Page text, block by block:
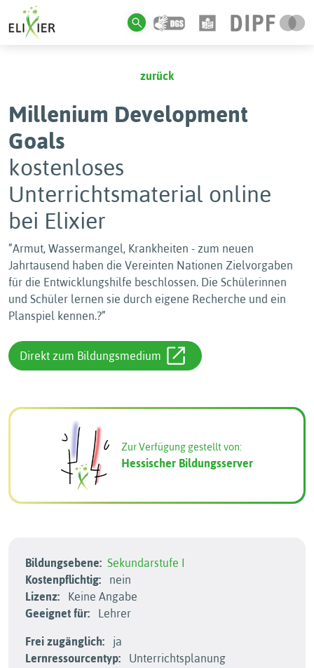
zurück
Millenium Development
Goals
kostenloses
Unterrichtsmaterial online
bei Elixier
”Armut, Wassermangel, Krankheiten - zum neuen
Jahrtausend haben die Vereinten Nationen Zielvorgaben
für die Entwicklungshilfe beschlossen. Die Schülerinnen
und Schüler lernen sie durch eigene Recherche und ein
Planspiel kennen.?”
Direkt zum Bildungsmedium
Zur Verfügung gestellt von:
Hessischer Bildungsserver
Bildungsebene: Sekundarstufe I
Kostenpflichtig:
nein
Lizenz:
Keine Angabe
Geeignet für:
Lehrer
Frei zugänglich:
ja
Lernressourcentyp:
Unterrichtsplanung